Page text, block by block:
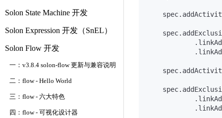
Solon State Machine 开发
Solon Expression 开发（SnEL）
Solon Flow 开发
一：v3.8.4 solon-flow 更新与兼容说明
二：flow - Hello World
三：flow - 六大特色
四：flow - 可视化设计器